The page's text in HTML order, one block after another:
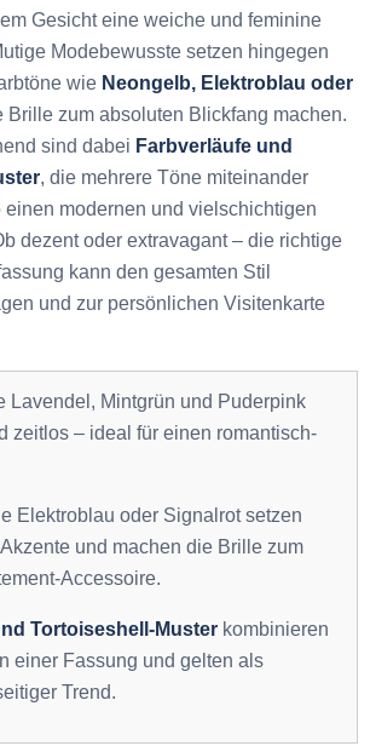
Gesicht eine weiche und feminine
Modebewusste setzen hingegen
wie Neongelb, Elektroblau oder
Brille zum absoluten Blickfang machen.
sind dabei Farbverläufe und
, die mehrere Töne miteinander
modernen und vielschichtigen
dezent oder extravagant – die richtige
kann den gesamten Stil
und zur persönlichen Visitenkarte
Lavendel, Mintgrün und Puderpink
zeitlos – ideal für einen romantisch-
Elektroblau oder Signalrot setzen
und machen die Brille zum
Accessoire.
Tortoiseshell-Muster kombinieren
einer Fassung und gelten als
Trend.